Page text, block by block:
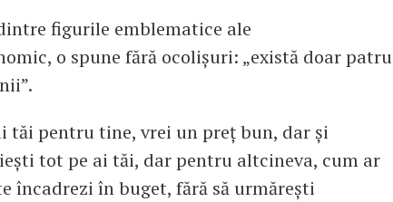
figurile emblematice ale
o spune fără ocolișuri: „există doar patru
tăi pentru tine, vrei un preț bun, dar și
tot pe ai tăi, dar pentru altcineva, cum ar
încadrezi în buget, fără să urmărești